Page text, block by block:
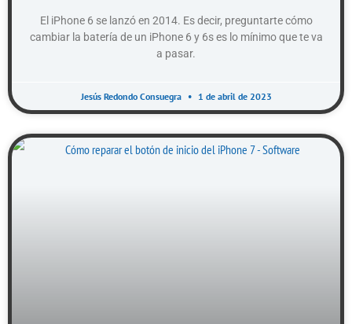
El iPhone 6 se lanzó en 2014. Es decir, preguntarte cómo
cambiar la batería de un iPhone 6 y 6s es lo mínimo que te va
a pasar.
Jesús Redondo Consuegra 1 de abril de 2023